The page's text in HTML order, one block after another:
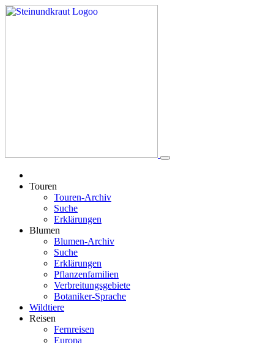
Touren
Touren-Archiv
Suche
Erklärungen
Blumen
Blumen-Archiv
Suche
Erklärungen
Pflanzenfamilien
Verbreitungsgebiete
Botaniker-Sprache
Wildtiere
Reisen
Fernreisen
Europa